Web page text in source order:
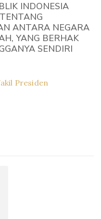
INDONESIA
ANTARA NEGARA
YANG BERHAK
SENDIRI
Presiden